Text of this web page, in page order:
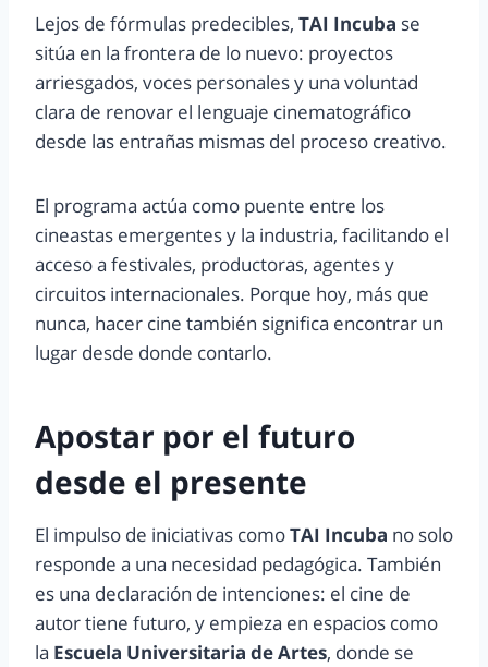
Lejos de fórmulas predecibles, TAI Incuba se
sitúa en la frontera de lo nuevo: proyectos
arriesgados, voces personales y una voluntad
clara de renovar el lenguaje cinematográfico
desde las entrañas mismas del proceso creativo.
El programa actúa como puente entre los
cineastas emergentes y la industria, facilitando el
acceso a festivales, productoras, agentes y
circuitos internacionales. Porque hoy, más que
nunca, hacer cine también significa encontrar un
lugar desde donde contarlo.
Apostar por el futuro
desde el presente
El impulso de iniciativas comoTAI Incuba no solo
responde a una necesidad pedagógica. También
es una declaración de intenciones: el cine de
autor tiene futuro, y empieza en espacios como
la Escuela Universitaria de Artes, donde se